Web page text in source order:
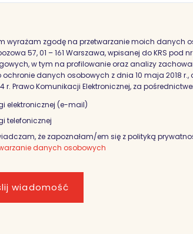
wyrażam zgodę na przetwarzanie moich danych
57, 01 – 161 Warszawa, wpisanej do KRS pod
w tym na profilowanie oraz analizy
danych osobowych z dnia 10 maja 2018 r.,
r. Prawo Komunikacji Elektronicznej, za
elektronicznej (e-mail)
telefonicznej
że zapoznałam/em się z polityką
danych osobowych
wiadomość